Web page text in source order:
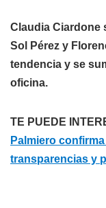
Claudia Ciardone
Sol Pérez y
tendencia y se
oficina.
TE PUEDE
Palmiero
transparencias y